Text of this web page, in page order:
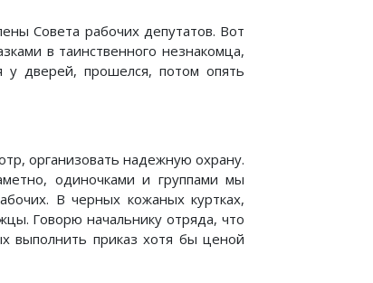
Совета рабочих депутатов. Вот
в таинственного незнакомца,
у дверей, прошелся, потом опять
организовать надежную охрану.
одиночками и группами мы
В черных кожаных куртках,
Говорю начальнику отряда, что
выполнить приказ хотя бы ценой